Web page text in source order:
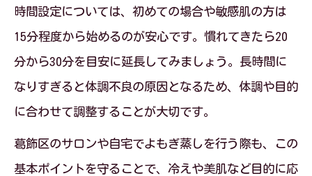
イント
のぼせや脱水を防ぐよもぎ蒸しの入り方
とは
よもぎ蒸しでリスクを減らすための注意
事項
座り方一つで変わるよもぎ蒸しの実感ポイン
ト
時間設定については、初めての場合や敏感肌の方は
15分程度から始めるのが安心です。慣れてきたら20
分から30分を目安に延長してみましょう。長時間に
なりすぎると体調不良の原因となるため、体調や目的
に合わせて調整することが大切です。
葛飾区のサロンや自宅でよもぎ蒸しを行う際も、この
基本ポイントを守ることで、冷えや美肌など目的に応